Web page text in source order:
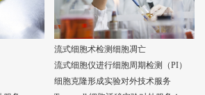
流式细胞术检测细胞凋亡
流式细胞仪进行细胞周期检测（PI）
细胞克隆形成实验对外技术服务